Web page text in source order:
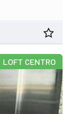
LOFT CENTRO